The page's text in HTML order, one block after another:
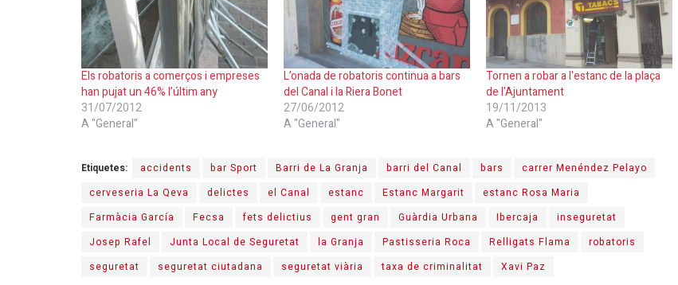
Els robatoris a comerços i empreses
han pujat un 46% l’últim any
31/07/2012
A "General"
L’onada de robatoris continua a bars
del Canal i la Riera Bonet
27/06/2012
A "General"
Tornen a robar a l'estanc de la plaça
de l'Ajuntament
19/11/2013
A "General"
Etiquetes: accidents bar Sport Barri de La Granja barri del Canal bars
carrer Menéndez Pelayo
cerveseria La Qeva
delictes el Canal estanc Estanc Margarit
estanc Rosa Maria
Farmàcia García
Fecsa fets delictius gent gran Guàrdia Urbana Ibercaja
inseguretat
Josep Rafel
Junta Local de Seguretat la Granja Pastisseria Roca Relligats Flama
robatoris
seguretat
seguretat ciutadana seguretat viària taxa de criminalitat Xavi Paz